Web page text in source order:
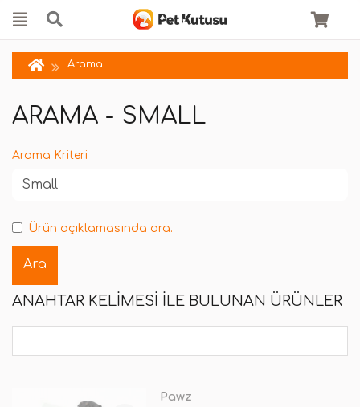
Arama
ARAMA - SMALL
Arama Kriteri
Ürün açıklamasında ara.
ANAHTAR KELIMESI ILE BULUNAN ÜRÜNLER
Pawz